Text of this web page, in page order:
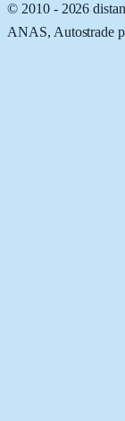
© 2010 - 2026
ANAS, Autostrade